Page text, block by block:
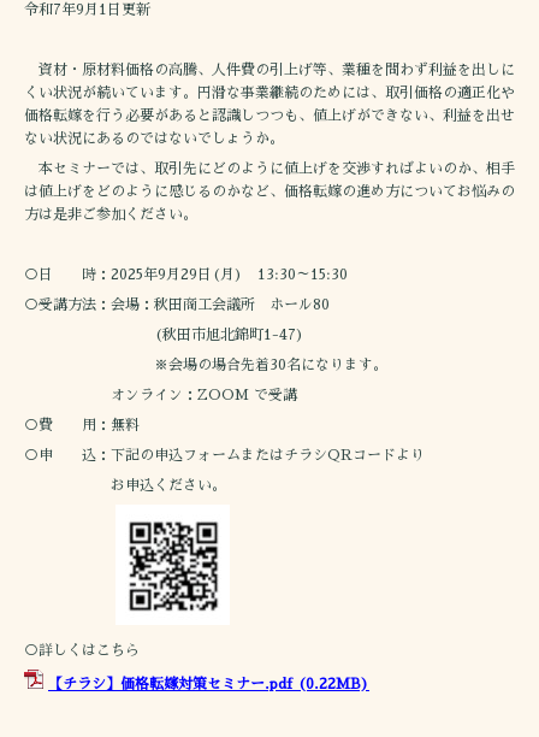
令和7年9月1日更新
資材・原材料価格の高騰、人件費の引上げ等、業種を問わず利益を出しに
くい状況が続いています。円滑な事業継続のためには、取引価格の適正化や
価格転嫁を行う必要があると認識しつつも、値上げができない、利益を出せ
ない状況にあるのではないでしょうか。
本セミナーでは、取引先にどのように値上げを交渉すればよいのか、相手
は値上げをどのように感じるのかなど、価格転嫁の進め方についてお悩みの
方は是非ご参加ください。
○日 時：2025年9月29日(月) 13:30～15:30
○受講方法：会場：秋田商工会議所 ホール80
(秋田市旭北錦町1-47)
※会場の場合先着30名になります。
オンライン：ZOOM で受講
○費 用：無料
○申 込：下記の申込フォームまたはチラシQRコードより
お申込ください。
○詳しくはこちら
【チラシ】価格転嫁対策セミナー.pdf(0.22MB)